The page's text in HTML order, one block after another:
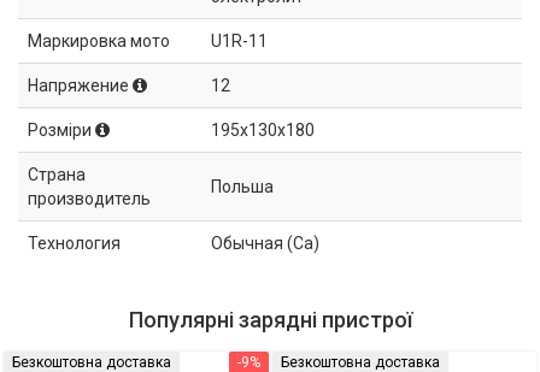
Маркировка мото U1R-11
Напряжение 12
Розміри 195x130x180
Страна
производитель
Польша
Технология Обычная (Ca)
Популярні зарядні пристрої
-9%
Безкоштовна доставка Безкоштовна доставка